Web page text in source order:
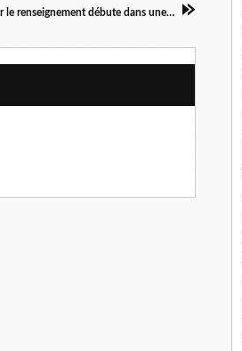
L'examen de la loi sur le renseignement débute dans une Assemblée vide